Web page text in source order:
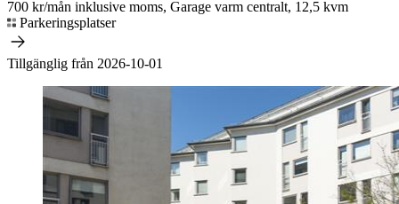
700 kr/mån inklusive moms, Garage varm centralt, 12,5 kvm
Parkeringsplatser
Tillgänglig från 2026-10-01